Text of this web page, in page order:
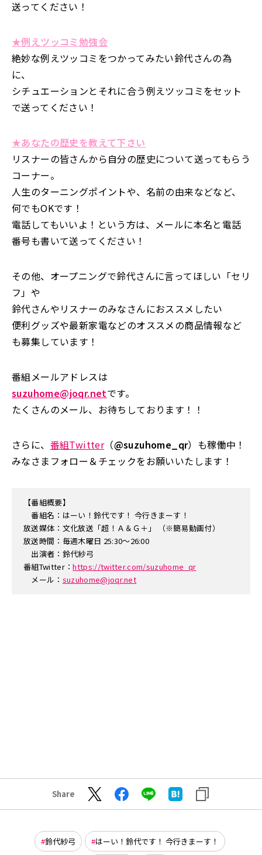
送ってください！
★例えツッコミ勉強会
絶妙な例えツッコミをつかってみたい鈴代さんの為
に、
シチュエーションとそれに合う例えツッコミをセット
で送ってください！
★あなたの歴史を教えて下さい
リスナーの皆さんから自分の歴史について送ってもらう
コーナー。
人生のターニングポイントや、名前の由来などなど、
何でもOKです！
電話してもいいよ！という方は、メールに本名と電話
番号も書いて送ってください！
その他、オープニングで鈴代さんに言ってほしい「セリ
フ」や
鈴代さんやリスナーのみなさんにおススメしたい
便利グッズや最新家電などのオススメの商品情報など
も募集しています！
番組メールアドレスは
suzuhome@joqr.netです。
たくさんのメール、お待ちしております！！
さらに、 番組Twitter（@suzuhome_qr）も稼働中！
みなさまフォロー＆チェックをお願いいたします！
【番組概要】
番組名：はーい！鈴代です！ 今行きまーす！
放送媒体：文化放送「超！Ａ＆Ｇ＋」 （※簡易動画付）
放送時間：毎週木曜日 25:30～26:00
出演者：鈴代紗弓
番組Twitter：https://twitter.com/suzuhome_qr
メール： suzuhome@joqr.net
Share
鈴代紗弓 はーい！鈴代です！ 今行きまーす！